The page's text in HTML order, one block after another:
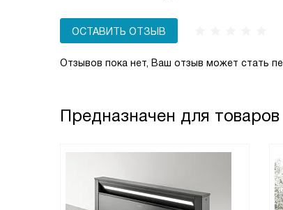
ОСТАВИТЬ ОТЗЫВ
Отзывов пока нет, Ваш отзыв может стать
Предназначен для товаров